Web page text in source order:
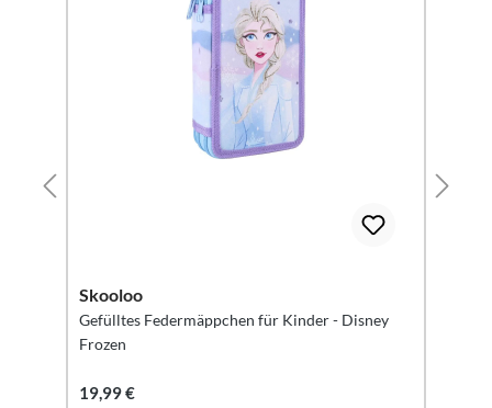
Skooloo
Gefülltes Federmäppchen für Kinder - Disney
Frozen
19,99 €